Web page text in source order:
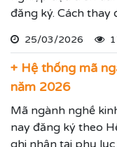
đăng ký. Cách
25/03/2026
+ Hệ thống mã
năm 2026
Mã ngành nghề
nay đăng ký theo